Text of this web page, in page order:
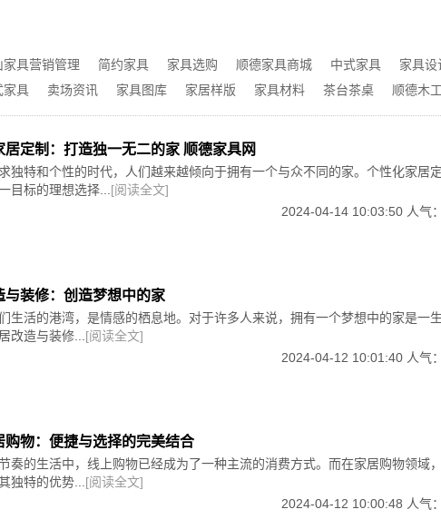
温馨之所。让我们拥抱个性化定制的魅力，打造一个令人心动的家
传达出一致的品牌形象和信息。这有助于加强品牌在消费者心中的
的独特风格和艺术魅力。
是塑造独特品牌形象的重要环节。消费者对于家居产品的质量和性
能满足他们的需求。此外，注重客户体验，如提供专业的购物指导、
象是取得成功的关键。通过了解消费者需求、保持品牌传播的一致
，以及利用社交媒体和网络平台，家居企业可以打造一个与众不同
注和喜爱，在竞争激烈的市场中脱颖而出。
家具营销管理 简约家具 家具选购 顺德家具商城 中式家具
家具设
家具 卖场资讯 家具图库 家居样版 家具材料 茶台茶桌 顺德木
居定制：打造独一无二的家 顺德家具网
独特和个性的时代，人们越来越倾向于拥有一个与众不同的家。个性化家居
目标的理想选择... [阅读全文]
2024-04-14 10:03:50 人气
与装修：创造梦想中的家
生活的港湾，是情感的栖息地。对于许多人来说，拥有一个梦想中的家是一
改造与装修... [阅读全文]
2024-04-12 10:01:40 人气
购物：便捷与选择的完美结合
奏的生活中，线上购物已经成为了一种主流的消费方式。而在家居购物领域
独特的优势... [阅读全文]
2024-04-12 10:00:48 人气